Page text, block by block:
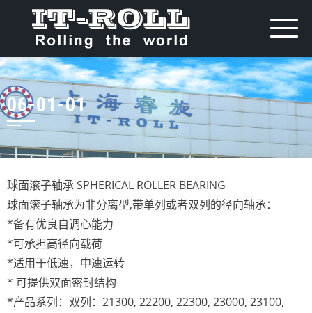
06-01-01
球面滚子轴承 SPHERICAL ROLLER BEARING
球面滚子轴承为非分离型,带单列或者双列的径向轴承：
*备有优良自调心能力
*可承担高径向载荷
*适用于低速，中速运转
* 可提供双面密封结构
*产品系列：双列：21300, 22200, 22300, 23000, 23100,